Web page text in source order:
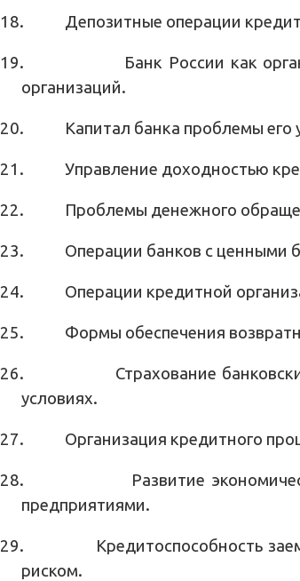
18. Депозитные операции
19.
Банк России как
организаций.
20. Капитал банка проблемы его
21. Управление доходностью
22. Проблемы денежного
23. Операции банков с ценными
24. Операции кредитной
25. Формы обеспечения
26.
Страхование
условиях.
27. Организация кредитного
28.
Развитие
предприятиями.
29.
Кредитоспособность
риском.